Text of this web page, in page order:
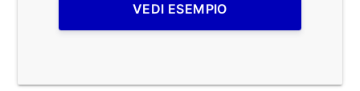
VEDI ESEMPIO